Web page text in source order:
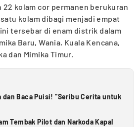
22 kolam cor permanen berukuran
kolam dibagi menjadi empat
tersebar di enam distrik dalam
Baru, Wania, Kuala Kencana,
dan Mimika Timur.
dan Baca Puisi! “Seribu Cerita untuk
Tembak Pilot dan Narkoda Kapal